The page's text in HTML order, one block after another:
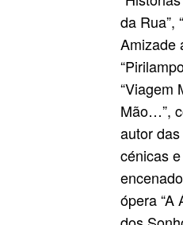
da Rua”,
Amizade
“Viagem
Mão…”,
autor
cénicas e
ópera “A